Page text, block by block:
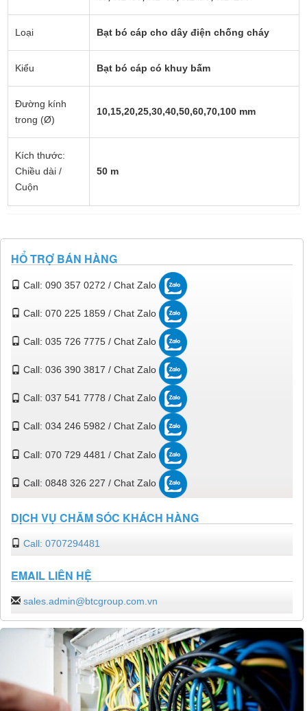
Loại Bạt bó cáp cho dây điện chống cháy
Kiểu Bạt bó cáp có khuy bấm
Đường kính
trong (Ø)
10,15,20,25,30,40,50,60,70,100 mm
Kích thước:
Chiều dài /
Cuộn
50 m
HỔ TRỢ BÁN HÀNG
Call: 090 357 0272 / Chat Zalo
Call: 070 225 1859 / Chat Zalo
Call: 035 726 7775 / Chat Zalo
Call: 036 390 3817 / Chat Zalo
Call: 037 541 7778 / Chat Zalo
Call: 034 246 5982 / Chat Zalo
Call: 070 729 4481 / Chat Zalo
Call: 0848 326 227 / Chat Zalo
DỊCH VỤ CHĂM SÓC KHÁCH HÀNG
Call: 0707294481
EMAIL LIÊN HỆ
sales.admin@btcgroup.com.vn